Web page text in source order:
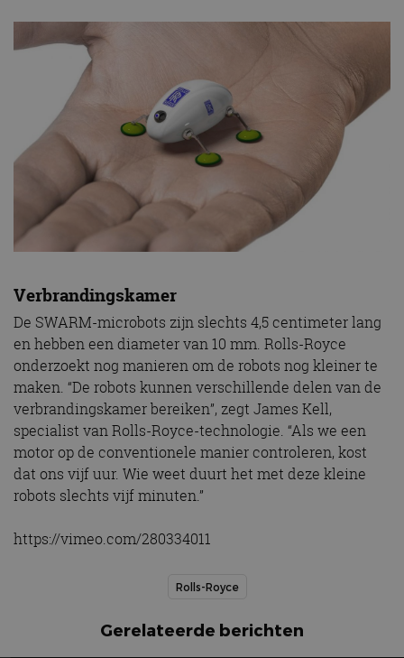
Verbrandingskamer
De SWARM-microbots zijn slechts 4,5 centimeter lang
en hebben een diameter van 10 mm. Rolls-Royce
onderzoekt nog manieren om de robots nog kleiner te
maken. “De robots kunnen verschillende delen van de
verbrandingskamer bereiken”, zegt James Kell,
specialist van Rolls-Royce-technologie. “Als we een
motor op de conventionele manier controleren, kost
dat ons vijf uur. Wie weet duurt het met deze kleine
robots slechts vijf minuten.”
https://vimeo.com/280334011
Rolls-Royce
Gerelateerde berichten